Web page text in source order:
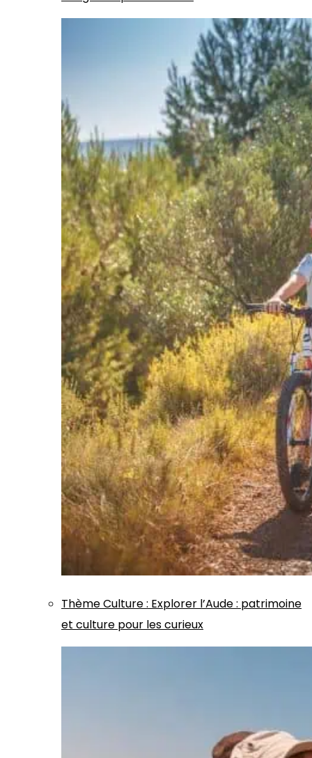
ThèmeCulture: Explorer l’Aude : patrimoine
et culture pour les curieux